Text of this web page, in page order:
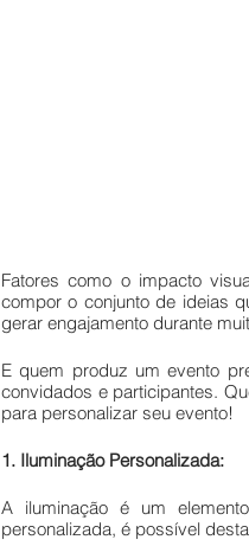
Fatores como o impacto
compor o conjunto de ideias
gerar engajamento durante
E quem produz um evento
convidados e participantes.
para personalizar seu evento!
1. Iluminação Personalizada:
A iluminação é um
personalizada, é possível